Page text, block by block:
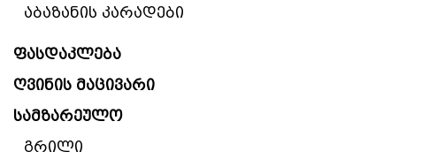
აბაზანის კარადები
ფასდაკლება
ღვინის მაცივარი
სამზარეულო
გრილი